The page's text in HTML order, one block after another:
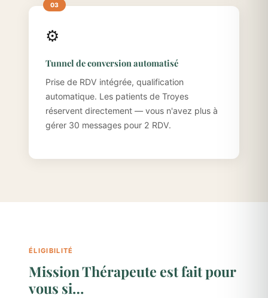
⚙️
Tunnel de conversion automatisé
Prise de RDV intégrée, qualification
automatique. Les patients de Troyes
réservent directement — vous n'avez plus à
gérer 30 messages pour 2 RDV.
ÉLIGIBILITÉ
Mission Thérapeute est fait pour
vous si…